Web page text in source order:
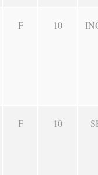
F 10
F 10